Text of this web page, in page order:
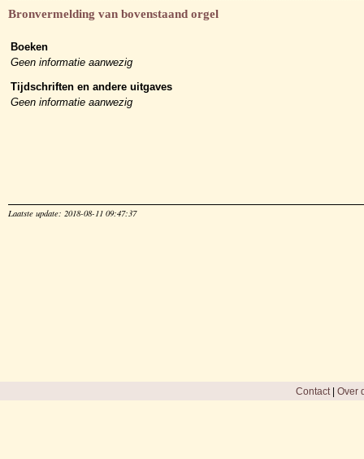
Bronvermelding van bovenstaand orgel
Boeken
Geen informatie aanwezig
Tijdschriften en andere uitgaves
Geen informatie aanwezig
Laatste update: 2018-08-11 09:47:37
Contact| Over